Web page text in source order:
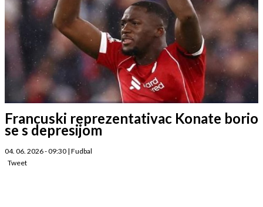
Francuski reprezentativac Konate borio
se s depresijom
04. 06. 2026 - 09:30 | Fudbal
Tweet